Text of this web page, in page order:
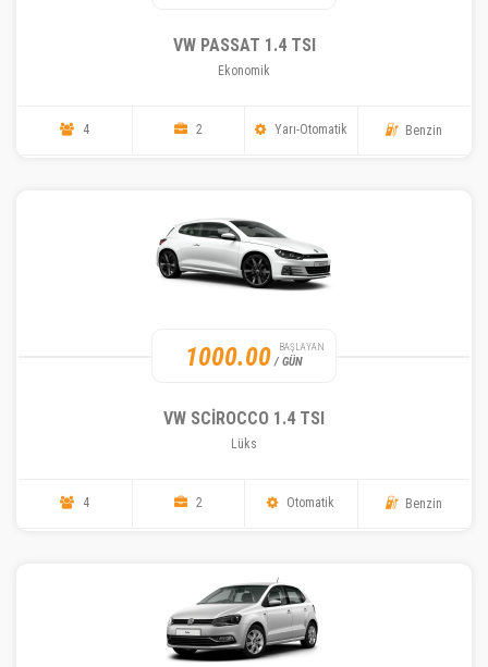
VW PASSAT 1.4 TSI
Ekonomik
4 2 Yarı-Otomatik Benzin
1000.00 BAŞLAYAN
/ GÜN
VW SCIROCCO 1.4 TSI
Lüks
4 2 Otomatik Benzin